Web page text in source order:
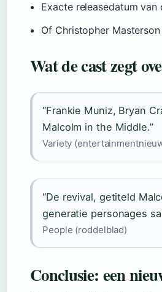
Exacte releasedatum
Of Christopher
Wat de cast zegt
“Frankie Muniz, Bryan
Malcolm in the Middle.”
Variety
“De revival, getiteld
generatie personages
People (roddelblad)
Conclusie: een